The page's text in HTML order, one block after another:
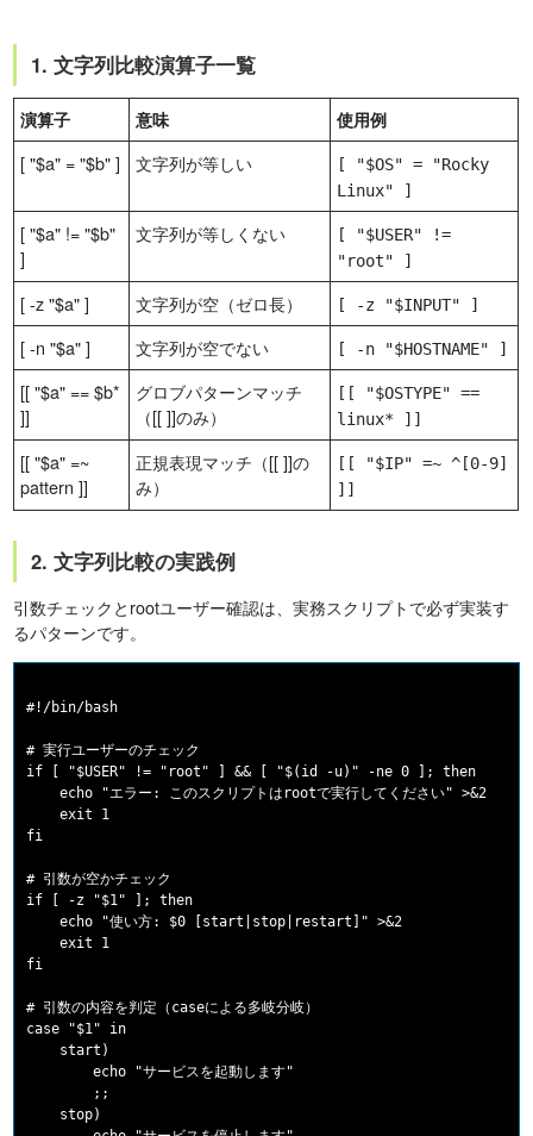
1. 文字列比較演算子一覧
演算子 意味 使用例
[ "$a" = "$b" ] 文字列が等しい
[ "$OS" = "Rocky
Linux" ]
[ "$a" != "$b"
]
文字列が等しくない
[ "$USER" !=
"root" ]
[ -z "$a" ] 文字列が空（ゼロ長） [ -z "$INPUT" ]
[ -n "$a" ] 文字列が空でない [ -n "$HOSTNAME" ]
[[ "$a" == $b*
]]
グロブパターンマッチ
（[[ ]]のみ）
[[ "$OSTYPE" ==
linux* ]]
[[ "$a" =~
pattern ]]
正規表現マッチ（[[ ]]の
み）
[[ "$IP" =~ ^[0-9]
]]
2. 文字列比較の実践例
引数チェックとrootユーザー確認は、実務スクリプトで必ず実装す
るパターンです。
#!/bin/bash
# 実行ユーザーのチェック
if [ "$USER" != "root" ] && [ "$(id -u)" -ne 0 ]; then
    echo "エラー: このスクリプトはrootで実行してください" >&2
    exit 1
fi
# 引数が空かチェック
if [ -z "$1" ]; then
    echo "使い方: $0 [start|stop|restart]" >&2
    exit 1
fi
# 引数の内容を判定（caseによる多岐分岐）
case "$1" in
    start)
        echo "サービスを起動します"
        ;;
    stop)